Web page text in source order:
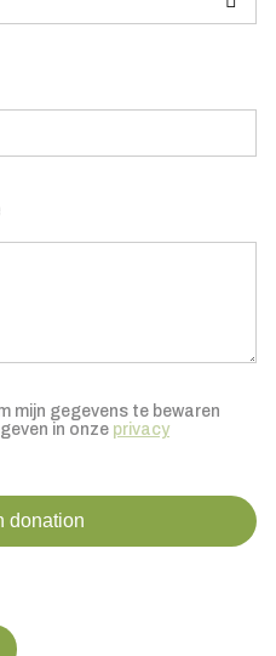
mijn gegevens te bewaren
in onze privacy
donation